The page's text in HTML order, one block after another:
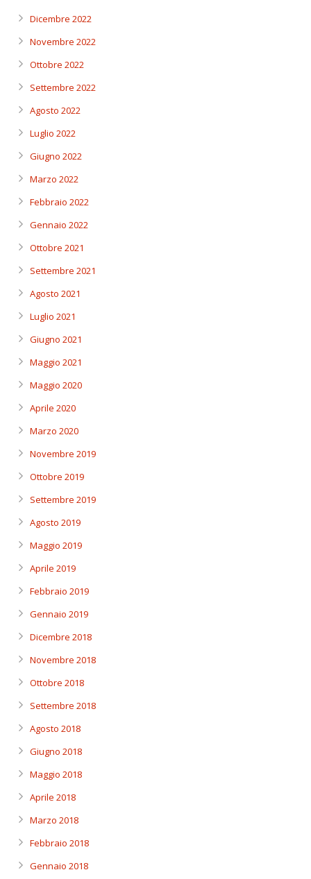
Dicembre 2022
Novembre 2022
Ottobre 2022
Settembre 2022
Agosto 2022
Luglio 2022
Giugno 2022
Marzo 2022
Febbraio 2022
Gennaio 2022
Ottobre 2021
Settembre 2021
Agosto 2021
Luglio 2021
Giugno 2021
Maggio 2021
Maggio 2020
Aprile 2020
Marzo 2020
Novembre 2019
Ottobre 2019
Settembre 2019
Agosto 2019
Maggio 2019
Aprile 2019
Febbraio 2019
Gennaio 2019
Dicembre 2018
Novembre 2018
Ottobre 2018
Settembre 2018
Agosto 2018
Giugno 2018
Maggio 2018
Aprile 2018
Marzo 2018
Febbraio 2018
Gennaio 2018